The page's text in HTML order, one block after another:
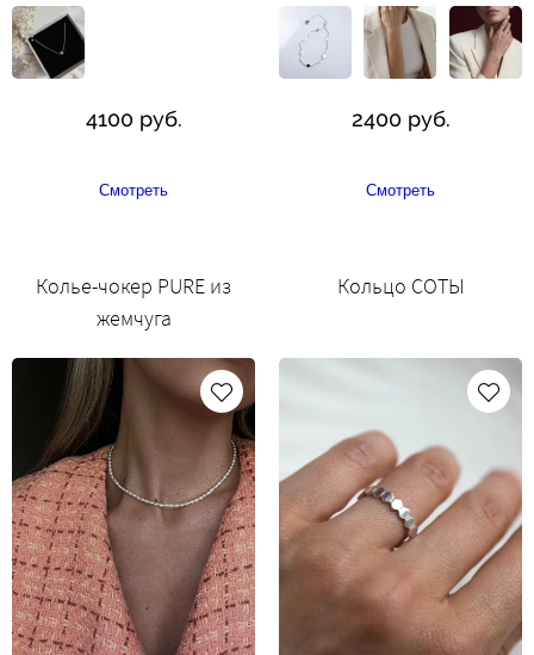
4100 руб.
Смотреть
2400 руб.
Смотреть
Колье-чокер PURE из
жемчуга
Кольцо СОТЫ